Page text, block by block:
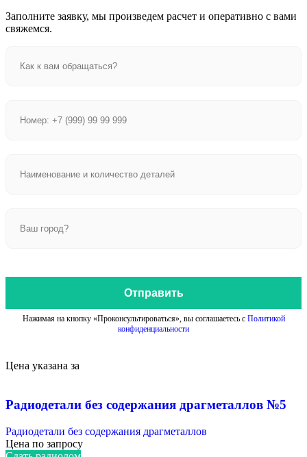
Заполните заявку, мы произведем расчет и оперативно с вами
свяжемся.
Отправить
Нажимая на кнопку «Проконсультироваться», вы соглашаетесь с Политикой
конфиденциальности
Цена указана за
Радиодетали без содержания драгметаллов №5
Радиодетали без содержания драгметаллов
Цена по запросу